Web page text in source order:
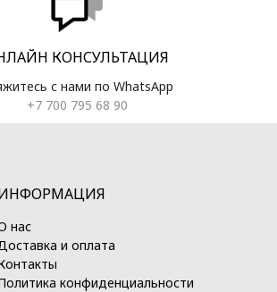
КОНСУЛЬТАЦИЯ
с нами по WhatsApp
+7 700 795 68 90
нас
и оплата
конфиденциальности